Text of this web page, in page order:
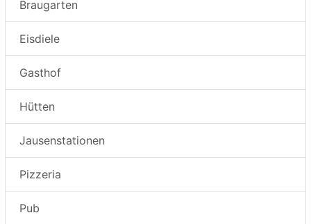
Braugarten
Eisdiele
Gasthof
Hütten
Jausenstationen
Pizzeria
Pub